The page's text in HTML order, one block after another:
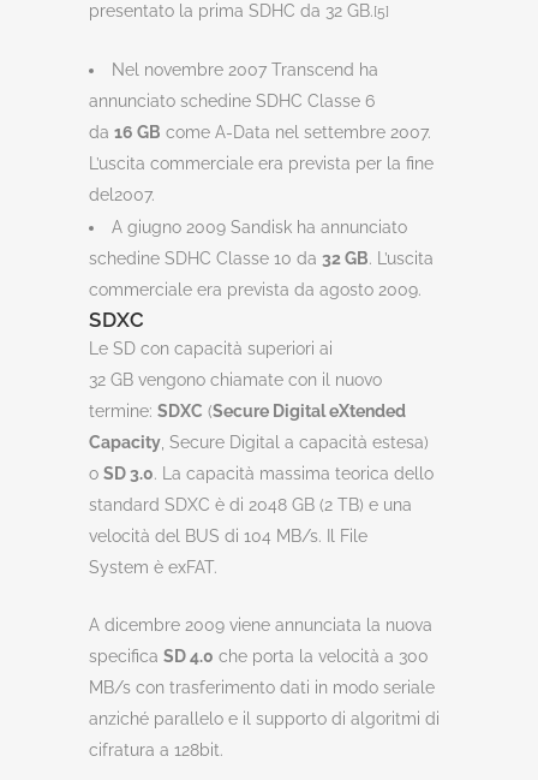
presentato la prima SDHC da 32 GB. [5]
Nel novembre 2007 Transcend ha
annunciato schedine SDHC Classe 6
da 16 GB come A-Data nel settembre 2007.
L’uscita commerciale era prevista per la fine
del2007.
A giugno 2009 Sandisk ha annunciato
schedine SDHC Classe 10 da 32 GB. L’uscita
commerciale era prevista da agosto 2009.
SDXC
Le SD con capacità superiori ai
32 GB vengono chiamate con il nuovo
termine: SDXC (Secure Digital eXtended
Capacity , Secure Digital a capacità estesa)
o SD 3.0. La capacità massima teorica dello
standard SDXC è di 2048 GB (2 TB) e una
velocità del BUS di 104 MB/s. Il File
System è exFAT.
A dicembre 2009 viene annunciata la nuova
specifica SD 4.0 che porta la velocità a 300
MB/s con trasferimento dati in modo seriale
anziché parallelo e il supporto di algoritmi di
cifratura a 128bit.